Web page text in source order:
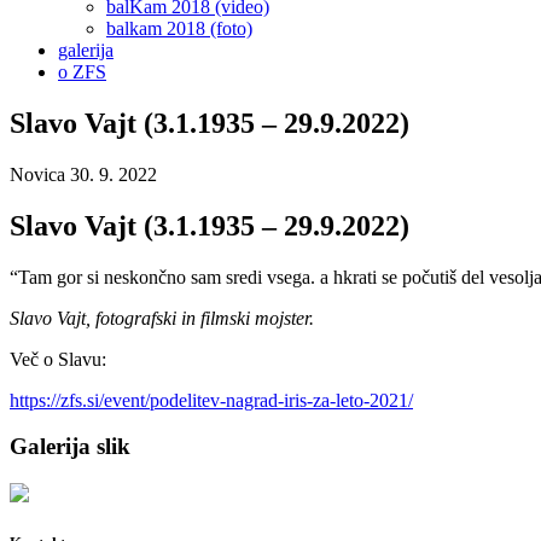
balKam 2018 (video)
balkam 2018 (foto)
galerija
o ZFS
Slavo Vajt (3.1.1935 – 29.9.2022)
Novica 30. 9. 2022
Slavo Vajt (3.1.1935 – 29.9.2022)
“Tam gor si neskončno sam sredi vsega. a hkrati se počutiš del
Slavo Vajt, fotografski in filmski mojster.
Več o Slavu:
https://zfs.si/event/podelitev-nagrad-iris-za-leto-2021/
Galerija slik